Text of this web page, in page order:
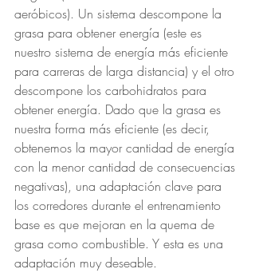
aeróbicos). Un sistema descompone la
grasa para obtener energía (este es
nuestro sistema de energía más eficiente
para carreras de larga distancia) y el otro
descompone los carbohidratos para
obtener energía. Dado que la grasa es
nuestra forma más eficiente (es decir,
obtenemos la mayor cantidad de energía
con la menor cantidad de consecuencias
negativas), una adaptación clave para
los corredores durante el entrenamiento
base es que mejoran en la quema de
grasa como combustible. Y esta es una
adaptación muy deseable.